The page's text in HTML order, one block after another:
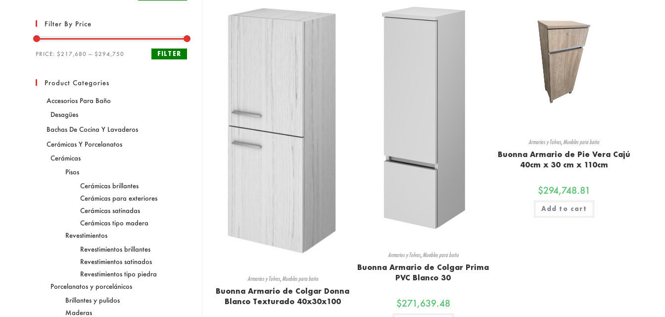
Filter By Price
FILTER
PRICE: $217,680 — $294,750
Product Categories
Accesorios Para Baño
Desagües
Bachas De Cocina Y Lavaderos
Cerámicas Y Porcelanatos
Cerámicas
Pisos
Cerámicas brillantes
Cerámicas para exteriores
Cerámicas satinadas
Cerámicas tipo madera
Revestimientos
Revestimientos brillantes
Revestimientos satinados
Revestimientos tipo piedra
Porcelanatos y porcelánicos
Brillantes y pulidos
Maderas
Armarios y Tolvas, Muebles para baño
Buonna Armario de Colgar Donna
Blanco Texturado 40x30x100
Armarios y Tolvas,Muebles para baño
Buonna Armario de Colgar Prima
PVC Blanco 30
$271,639.48
Armarios y Tolvas, Muebles para baño
Buonna Armario de Pie Vera Cajú
40cm x 30 cm x 110cm
$294,748.81
Add to cart